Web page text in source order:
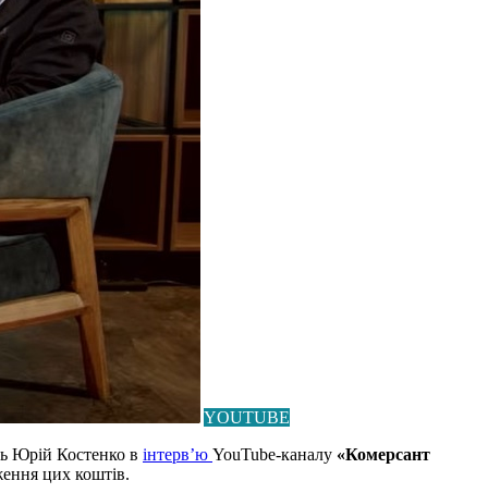
YOUTUBE
Юрій Костенко в інтерв’ю YouTube-каналу «Комерсант
цих коштів.